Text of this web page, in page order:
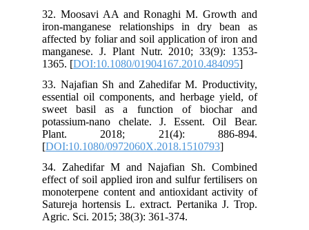
32. Moosavi AA and Ronaghi M. Growth and
iron-manganese relationships in dry bean as
affected by foliar and soil application of iron and
manganese. J. Plant Nutr. 2010; 33(9): 1353-
1365. [DOI:10.1080/01904167.2010.484095
33. Najafian Sh and Zahedifar M. Productivity,
essential oil components, and herbage yield, of
sweet basil as a function of biochar and
potassium-nano chelate. J. Essent. Oil Bear.
Plant. 2018; 21(4): 886-894.
[DOI:10.1080/0972060X.2018.1510793
34. Zahedifar M and Najafian Sh. Combined
effect of soil applied iron and sulfur fertilisers on
monoterpene content and antioxidant activity of
Satureja hortensis L. extract. Pertanika J. Trop.
Agric. Sci. 2015; 38(3): 361-374.